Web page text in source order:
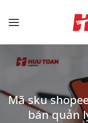
Mã sku
bán quản